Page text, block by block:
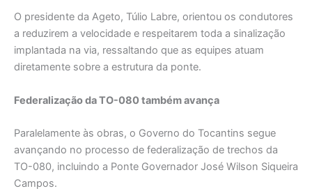
O presidente da Ageto, Túlio Labre, orientou os condutores
a reduzirem a velocidade e respeitarem toda a sinalização
implantada na via, ressaltando que as equipes atuam
diretamente sobre a estrutura da ponte.
Federalização da TO-080 também avança
Paralelamente às obras, o Governo do Tocantins segue
avançando no processo de federalização de trechos da
TO-080, incluindo a Ponte Governador José Wilson Siqueira
Campos.